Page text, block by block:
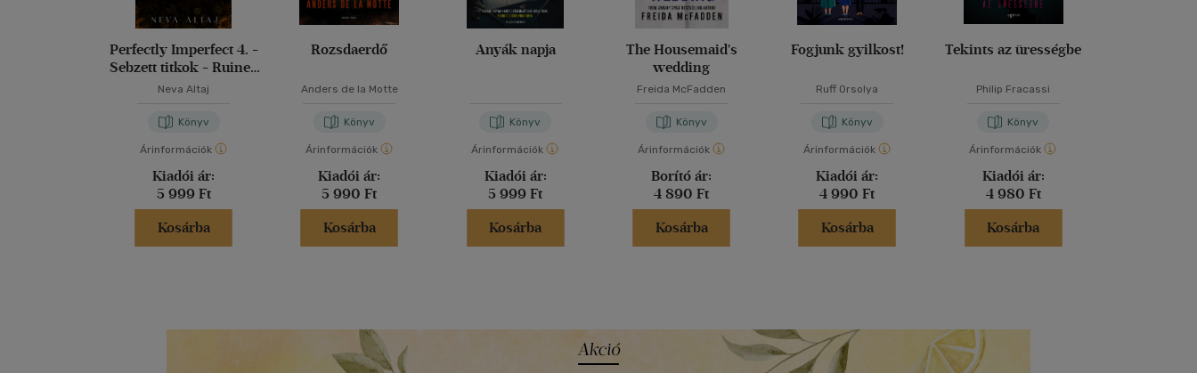
Perfectly Imperfect 4. -
Sebzett titkok - Ruined
secrets
Neva Altaj
Könyv
Árinformációk
Kiadói ár:
5 999 Ft
Kosárba
Rozsdaerdő
Anders de la Motte
Könyv
Árinformációk
Kiadói ár:
5 990 Ft
Kosárba
Anyák napja
Könyv
Árinformációk
Kiadói ár:
5 999 Ft
Kosárba
The Housemaid's
wedding
Freida McFadden
Könyv
Árinformációk
Borító ár:
4 890 Ft
Kosárba
Fogjunk gyilkost!
Ruff Orsolya
Könyv
Árinformációk
Kiadói ár:
4 990 Ft
Kosárba
Tekints az ürességbe
Philip Fracassi
Könyv
Árinformációk
Kiadói ár:
4 980 Ft
Kosárba